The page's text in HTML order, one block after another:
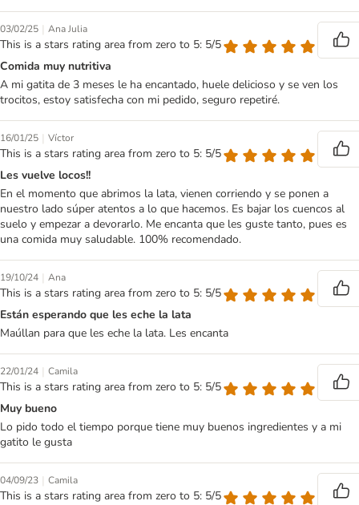
03/02/25 | Ana Julia
This is a stars rating area from zero to 5: 5/5
Comida muy nutritiva
A mi gatita de 3 meses le ha encantado, huele delicioso y se ven los
trocitos, estoy satisfecha con mi pedido, seguro repetiré.
16/01/25 | Víctor
This is a stars rating area from zero to 5: 5/5
Les vuelve locos!!
En el momento que abrimos la lata, vienen corriendo y se ponen a
nuestro lado súper atentos a lo que hacemos. Es bajar los cuencos al
suelo y empezar a devorarlo. Me encanta que les guste tanto, pues es
una comida muy saludable. 100% recomendado.
19/10/24 | Ana
This is a stars rating area from zero to 5: 5/5
Están esperando que les eche la lata
Maúllan para que les eche la lata. Les encanta
22/01/24 | Camila
This is a stars rating area from zero to 5: 5/5
Muy bueno
Lo pido todo el tiempo porque tiene muy buenos ingredientes y a mi
gatito le gusta
04/09/23 | Camila
This is a stars rating area from zero to 5: 5/5